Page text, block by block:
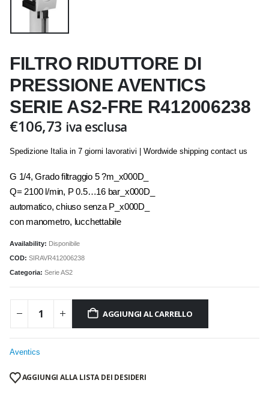
FILTRO RIDUTTORE DI
PRESSIONE AVENTICS
SERIE AS2-FRE R412006238
€106,73 iva esclusa
Spedizione Italia in 7 giorni lavorativi | Wordwide shipping contact us
G 1/4, Grado filtraggio 5 ?m_x000D_
Q= 2100 l/min, P 0.5…16 bar_x000D_
automatico, chiuso senza P_x000D_
con manometro, lucchettabile
Availability: Disponibile
COD: SIRAVR412006238
Categoria: Serie AS2
AGGIUNGI AL CARRELLO
Aventics
AGGIUNGI ALLA LISTA DEI DESIDERI